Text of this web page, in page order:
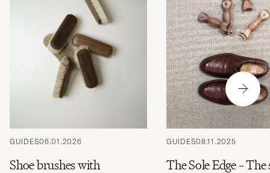
GUIDES06.01.2026
Shoe brushes with
GUIDES08.11.2025
The Sole Edge – The